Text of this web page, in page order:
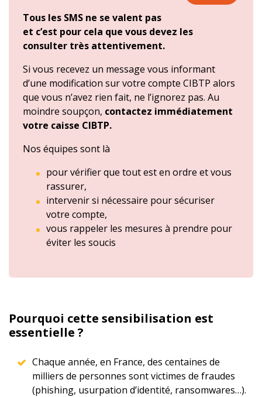
Tous les SMS ne se valent pas
et c’est pour cela que vous devez les
consulter très attentivement.
Si vous recevez un message vous informant
d’une modification sur votre compte CIBTP alors
que vous n’avez rien fait, ne l’ignorez pas. Au
moindre soupçon, contactez immédiatement
votre caisse CIBTP.
Nos équipes sont là
pour vérifier que tout est en ordre et vous
rassurer,
intervenir si nécessaire pour sécuriser
votre compte,
vous rappeler les mesures à prendre pour
éviter les soucis
Pourquoi cette sensibilisation est
essentielle ?
Chaque année, en France, des centaines de
milliers de personnes sont victimes de fraudes
(phishing, usurpation d’identité, ransomwares…).